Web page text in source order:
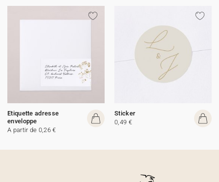
Etiquette adresse
enveloppe
A partir de 0,26 €
Sticker
0,49 €